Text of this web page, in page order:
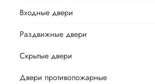
Входные двери
Раздвижные двери
Скрытые двери
Двери противопожарные